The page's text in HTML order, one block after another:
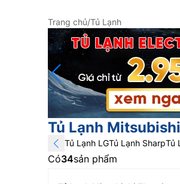
Trang chủ/Tủ Lạnh
Tủ Lạnh Mitsubishi
Tủ Lạnh LGTủ Lạnh SharpTủ
Có34sản phẩm